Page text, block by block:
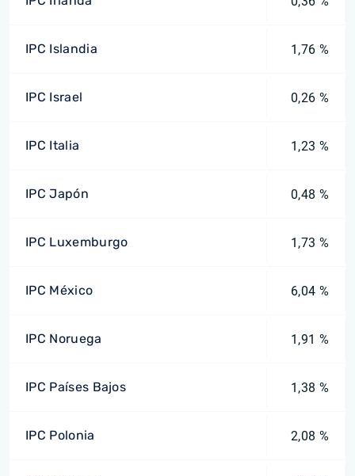
IPC Islandia 1,76 %
IPC Israel 0,26 %
IPC Italia 1,23 %
IPC Japón 0,48 %
IPC Luxemburgo 1,73 %
IPC México 6,04 %
IPC Noruega 1,91 %
IPC Países Bajos 1,38 %
IPC Polonia 2,08 %